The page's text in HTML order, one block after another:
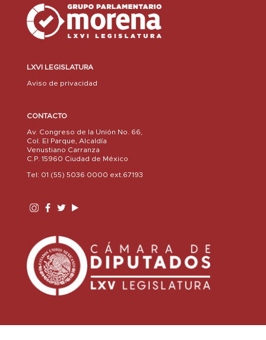
LXVI LEGISLATURA
Aviso de privacidad
CONTACTO
Av. Congreso de la Unión No. 66,
Col. El Parque, Alcaldía
Venustiano Carranza
C.P. 15960 Ciudad de México
Tel: 01 (55) 5036 0000 ext.67193